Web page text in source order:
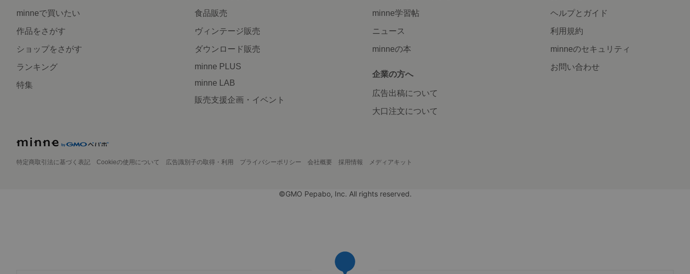
minneで買いたい
作品をさがす
ショップをさがす
ランキング
特集
食品販売
ヴィンテージ販売
ダウンロード販売
minne PLUS
minne LAB
販売支援企画・イベント
minne学習帖
ニュース
minneの本
企業の方へ
広告出稿について
大口注文について
ヘルプとガイド
利用規約
minneのセキュリティ
お問い合わせ
特定商取引法に基づく表記 Cookieの使用について 広告識別子の取得・利用 プライバシーポリシー 会社概要 採用情報 メディアキット
©GMO Pepabo, Inc. All rights reserved.